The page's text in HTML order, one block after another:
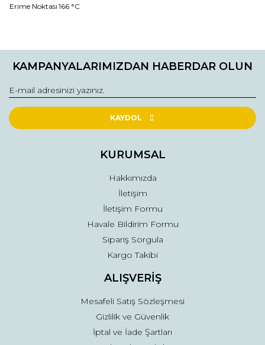
Erime Noktası 166 °C
konularda yetersiz gördüğünüz noktaları öneri formunu
Görüş ve önerileriniz için teşekkür ederiz.
Ürün resmi kalitesiz, bozuk veya görüntülenemiyor.
Ürün açıklamasında eksik bilgiler bulunuyor.
Ürün fiyatı diğer sitelerden daha pahalı.
Gönder
KAMPANYALARIMIZDAN HABERDAR OLUN
KAYDOL
KURUMSAL
Hakkımızda
İletişim
İletişim Formu
Havale Bildirim Formu
Sipariş Sorgula
Kargo Takibi
ALIŞVERİŞ
Mesafeli Satış Sözleşmesi
Gizlilik ve Güvenlik
İptal ve İade Şartları